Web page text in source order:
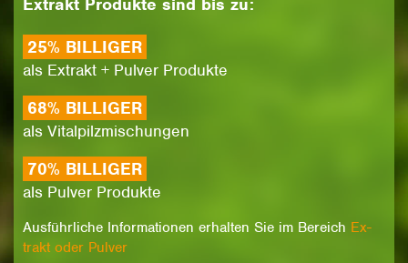
25% BIL­LI­GER
als Ex­trakt + Pul­ver Pro­duk­te
68% BIL­LI­GER
als Vi­tal­pilz­mi­schun­gen
70% BIL­LI­GER
als Pul­ver Pro­duk­te
Aus­führ­li­che In­for­ma­tio­nen er­hal­ten Sie im Be­rei­ch Ex­
trakt oder Pul­ver